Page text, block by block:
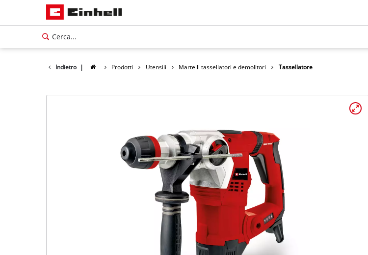
Indietro | Prodotti Utensili Martelli tassellatori e demolitori Tassellatore